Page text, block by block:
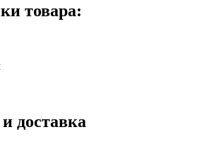
товара:
доставка